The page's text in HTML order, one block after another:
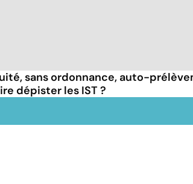
sans ordonnance, auto-
dépister les IST ?